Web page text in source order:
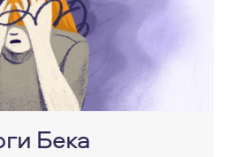
Бека